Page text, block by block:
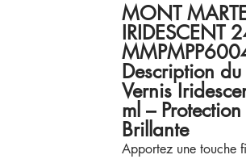
MONT
IRIDESCENT
Description
Vernis
ml –
Brillante
Apportez une touche